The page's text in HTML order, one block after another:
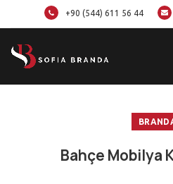
+90 (544) 611 56 44
Bahçe Mobilya